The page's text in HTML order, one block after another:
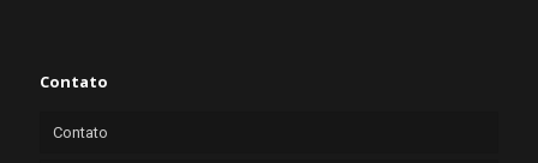
Contato
Contato